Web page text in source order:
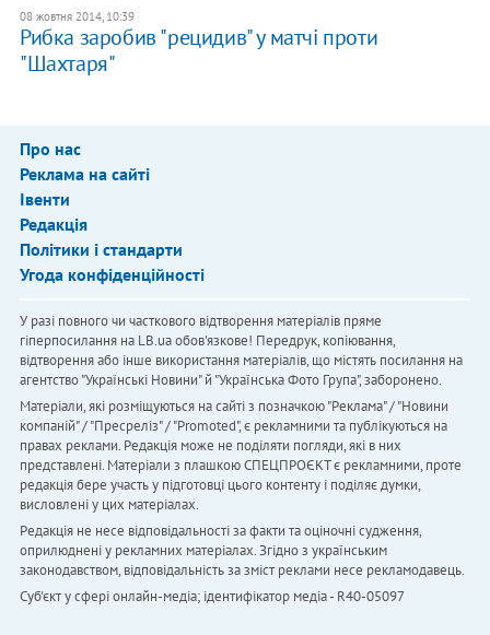
08 жовтня 2014, 10:39
Рибка заробив "рецидив" у матчі проти
"Шахтаря"
Про нас
Реклама на сайті
Івенти
Редакція
Політики і стандарти
Угода конфіденційності
У разі повного чи часткового відтворення матеріалів пряме
гіперпосилання на LB.ua обов'язкове! Передрук, копіювання,
відтворення або інше використання матеріалів, що містять посилання на
агентство "Українськi Новини" й "Українська Фото Група", заборонено.
Матеріали, які розміщуються на сайті з позначкою "Реклама" / "Новини
компаній" / "Пресреліз" / "Promoted", є рекламними та публікуються на
правах реклами. Редакція може не поділяти погляди, які в них
представлені. Матеріали з плашкою СПЕЦПРОЄКТ є рекламними, проте
редакція бере участь у підготовці цього контенту і поділяє думки,
висловлені у цих матеріалах.
Редакція не несе відповідальності за факти та оціночні судження,
оприлюднені у рекламних матеріалах. Згідно з українським
законодавством, відповідальність за зміст реклами несе рекламодавець.
Cуб'єкт у сфері онлайн-медіа; ідентифікатор медіа - R40-05097